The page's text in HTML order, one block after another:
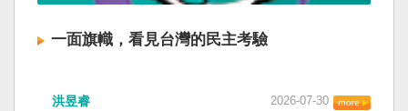
一面旗幟，看見台灣的民主考驗
洪昱睿 2026-07-30